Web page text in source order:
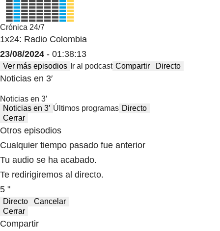
Crónica 24/7
1x24: Radio Colombia
23/08/2024 - 01:38:13
Ver más episodios Ir al podcast Compartir Directo
Noticias en 3′
Noticias en 3′
Noticias en 3′ Últimos programas Directo
Cerrar
Otros episodios
Cualquier tiempo pasado fue anterior
Tu audio se ha acabado.
Te redirigiremos al directo.
5 "
Directo
Cancelar
Cerrar
Compartir